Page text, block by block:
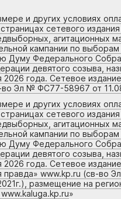
и других условиях
сетевого издания
агитационных
кампании по выборам
Думу Федерального
девятого созыва,
2026 года. Сетевое издание
Эл № ФС77-58967 от
и других условиях
сетевого издания
агитационных
кампании по выборам
Думу Федерального
девятого созыва,
2026 года. Сетевое издание
правда» www.kp.ru (св-во
размещение на
»